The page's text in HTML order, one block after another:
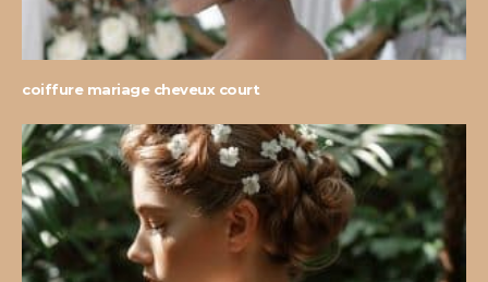
coiffure mariage cheveux court